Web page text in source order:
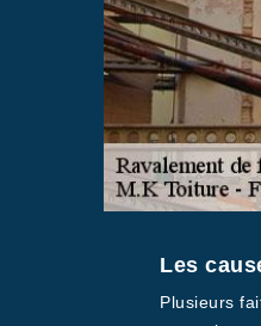
Les
Plusieurs